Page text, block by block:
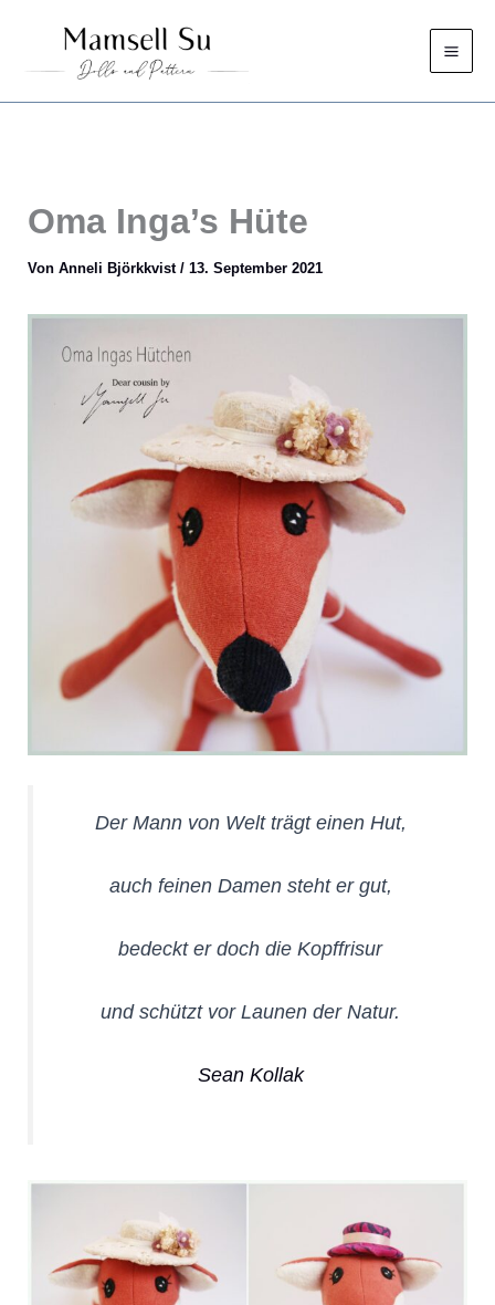
springen
Oma Inga’s Hüte
Von Anneli Björkkvist / 13. September 2021
Der Mann von Welt trägt einen Hut,
auch feinen Damen steht er gut,
bedeckt er doch die Kopffrisur
und schützt vor Launen der Natur.
Sean Kollak